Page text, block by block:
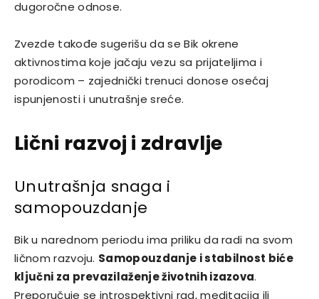
dugoročne odnose.
Zvezde takođe sugerišu da se Bik okrene
aktivnostima koje jačaju vezu sa prijateljima i
porodicom – zajednički trenuci donose osećaj
ispunjenosti i unutrašnje sreće.
Lični razvoj i zdravlje
Unutrašnja snaga i
samopouzdanje
Bik u narednom periodu ima priliku da radi na svom
ličnom razvoju. Samopouzdanje i stabilnost biće
ključni za prevazilaženje životnih izazova.
Preporučuje se introspektivni rad, meditacija ili